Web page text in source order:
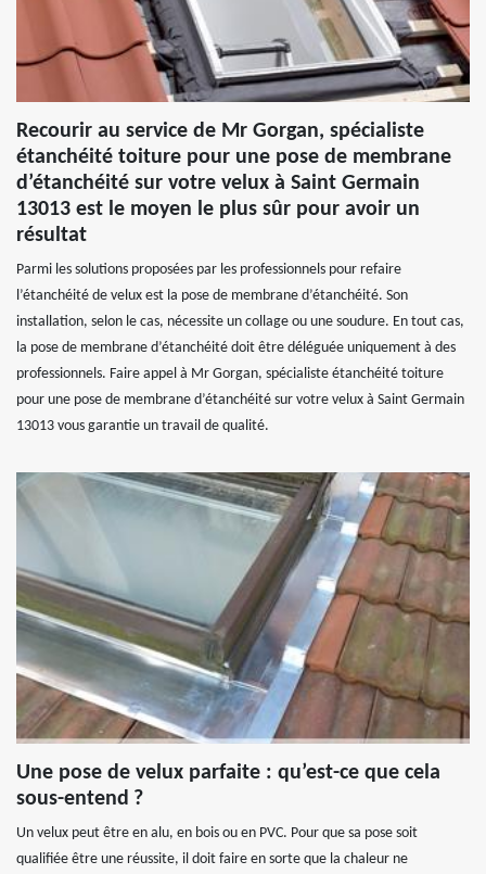
Recourir au service de Mr Gorgan, spécialiste
étanchéité toiture pour une pose de membrane
d’étanchéité sur votre velux à Saint Germain
13013 est le moyen le plus sûr pour avoir un
résultat
Parmi les solutions proposées par les professionnels pour refaire
l’étanchéité de velux est la pose de membrane d’étanchéité. Son
installation, selon le cas, nécessite un collage ou une soudure. En tout cas,
la pose de membrane d’étanchéité doit être déléguée uniquement à des
professionnels. Faire appel à Mr Gorgan, spécialiste étanchéité toiture
pour une pose de membrane d’étanchéité sur votre velux à Saint Germain
13013 vous garantie un travail de qualité.
Une pose de velux parfaite : qu’est-ce que cela
sous-entend ?
Un velux peut être en alu, en bois ou en PVC. Pour que sa pose soit
qualifiée être une réussite, il doit faire en sorte que la chaleur ne